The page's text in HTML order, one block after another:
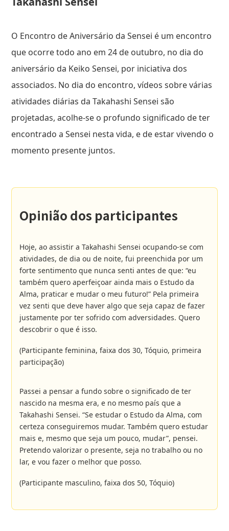
O Encontro de Aniversário da Sensei é um encontro
que ocorre todo ano em 24 de outubro, no dia do
aniversário da Keiko Sensei, por iniciativa dos
associados. No dia do encontro, vídeos sobre várias
atividades diárias da Takahashi Sensei são
projetadas, acolhe-se o profundo significado de ter
encontrado a Sensei nesta vida, e de estar vivendo o
momento presente juntos.
Opinião dos participantes
Hoje, ao assistir a Takahashi Sensei ocupando-se com
atividades, de dia ou de noite, fui preenchida por um
forte sentimento que nunca senti antes de que: “eu
também quero aperfeiçoar ainda mais o Estudo da
Alma, praticar e mudar o meu futuro!” Pela primeira
vez senti que deve haver algo que seja capaz de fazer
justamente por ter sofrido com adversidades. Quero
descobrir o que é isso.
(Participante feminina, faixa dos 30, Tóquio, primeira
participação)
Passei a pensar a fundo sobre o significado de ter
nascido na mesma era, e no mesmo país que a
Takahashi Sensei. “Se estudar o Estudo da Alma, com
certeza conseguiremos mudar. Também quero estudar
mais e, mesmo que seja um pouco, mudar”, pensei.
Pretendo valorizar o presente, seja no trabalho ou no
lar, e vou fazer o melhor que posso.
(Participante masculino, faixa dos 50, Tóquio)